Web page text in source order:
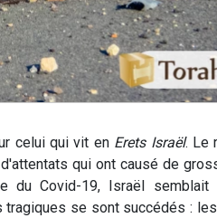
celui qui vit en Erets Israël. Le
qui ont causé de
du Covid-19, Israël semblait
tragiques se sont succédés :